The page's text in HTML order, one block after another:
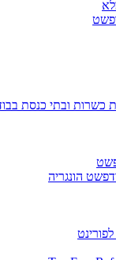
כשרות ובתי כנסת
הונגריה